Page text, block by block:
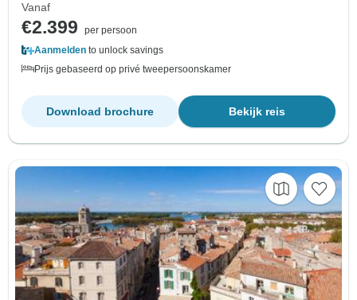
Vanaf
€2.399
per persoon
Aanmelden to unlock savings
Prijs gebaseerd op privé tweepersoonskamer
Bekijk reis
Download brochure